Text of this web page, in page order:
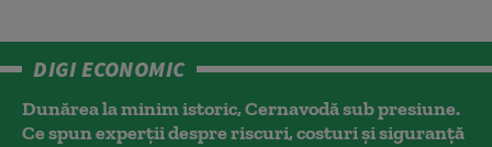
DIGI ECONOMIC
Dunărea la minim istoric, Cernavodă sub presiune.
Ce spun experții despre riscuri, costuri și siguranță